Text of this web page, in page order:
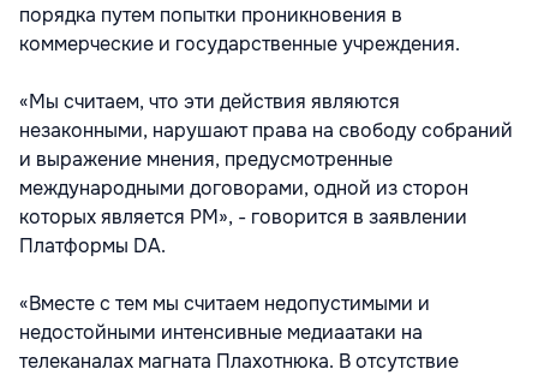
порядка путем попытки проникновения в
коммерческие и государственные учреждения.
«Мы считаем, что эти действия являются
незаконными, нарушают права на свободу собраний
и выражение мнения, предусмотренные
международными договорами, одной из сторон
которых является РМ», - говорится в заявлении
Платформы DA.
«Вместе с тем мы считаем недопустимыми и
недостойными интенсивные медиаатаки на
телеканалах магната Плахотнюка. В отсутствие